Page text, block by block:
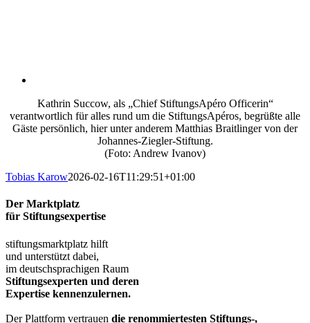
Kathrin Succow, als „Chief StiftungsApéro Officerin“
verantwortlich für alles rund um die StiftungsApéros, begrüßte alle
Gäste persönlich, hier unter anderem Matthias Braitlinger von der
Johannes-Ziegler-Stiftung.
(Foto: Andrew Ivanov)
Tobias Karow2026-02-16T11:29:51+01:00
Der Marktplatz
für Stiftungsexpertise
stiftungsmarktplatz hilft
und unterstützt dabei,
im deutschsprachigen Raum
Stiftungsexperten und deren
Expertise kennenzulernen.
Der Plattform vertrauen die renommiertesten Stiftungs-,